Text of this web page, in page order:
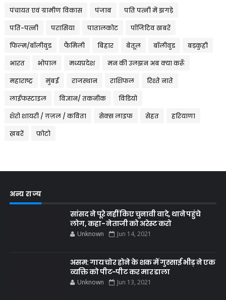
पंचायत एवं ग्रामीण विकास पंजाब पति पत्नी में झगड़े
पति-पत्नी परासिया पातालकोट पॉजिटिव खबरें
फिल्म/बॉलीवुड फैमिली बिहार बेतूल बॉलीवुड बड़कुही
भारत भोपाल मध्यप्रदेश मन की उलझन अब क्या करूँ
महाराष्ट्र मुंबई राजस्थान राशिफल रिश्ते नाते
लाईफस्टाइल विज्ञान/ तकनीक विडियो
शेरो शायरी / ग़ज़ल / कविता सेक्स लाइफ सेहत हरियाणा
ख़बरें फ़ोटो
अन्य राज्य
सांसद ने पूरे नहीं किए चुनावी वादे, थाने पहुंचे
लोग, कहा- नेताजी को अरेस्ट करो
Unknown Jun 14, 2021
असम: गाय चोर होने के शक में गुस्साई भीड़ ने एक
व्यक्ति को पीट-पीट कर मार डाला
Unknown Jun 13, 2021